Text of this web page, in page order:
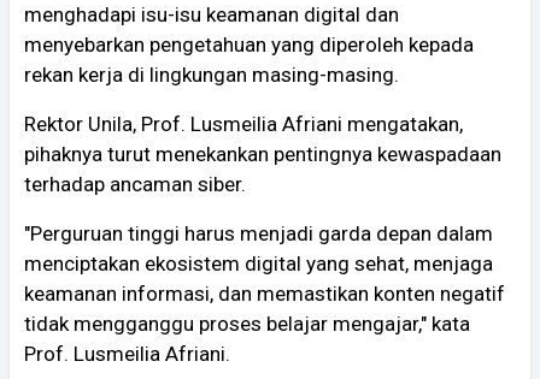
menghadapi isu-isu keamanan digital dan
menyebarkan pengetahuan yang diperoleh kepada
rekan kerja di lingkungan masing-masing.
Rektor Unila, Prof. Lusmeilia Afriani mengatakan,
pihaknya turut menekankan pentingnya kewaspadaan
terhadap ancaman siber.
"Perguruan tinggi harus menjadi garda depan dalam
menciptakan ekosistem digital yang sehat, menjaga
keamanan informasi, dan memastikan konten negatif
tidak mengganggu proses belajar mengajar," kata
Prof. Lusmeilia Afriani.